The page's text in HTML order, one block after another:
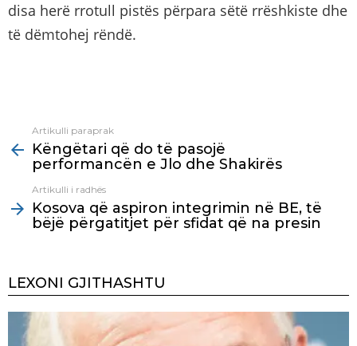
disa herë rrotull pistës përpara sëtë rrëshkiste dhe
të dëmtohej rëndë.
more
Artikulli paraprak
Këngëtari që do të pasojë
performancën e Jlo dhe Shakirës
Artikulli i radhës
Kosova që aspiron integrimin në BE, të
bëjë përgatitjet për sfidat që na presin
LEXONI GJITHASHTU